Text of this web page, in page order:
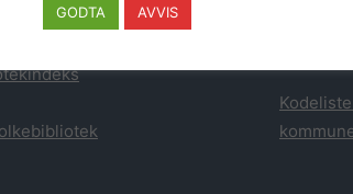
for Biblioteksøk
GODTA AVVIS